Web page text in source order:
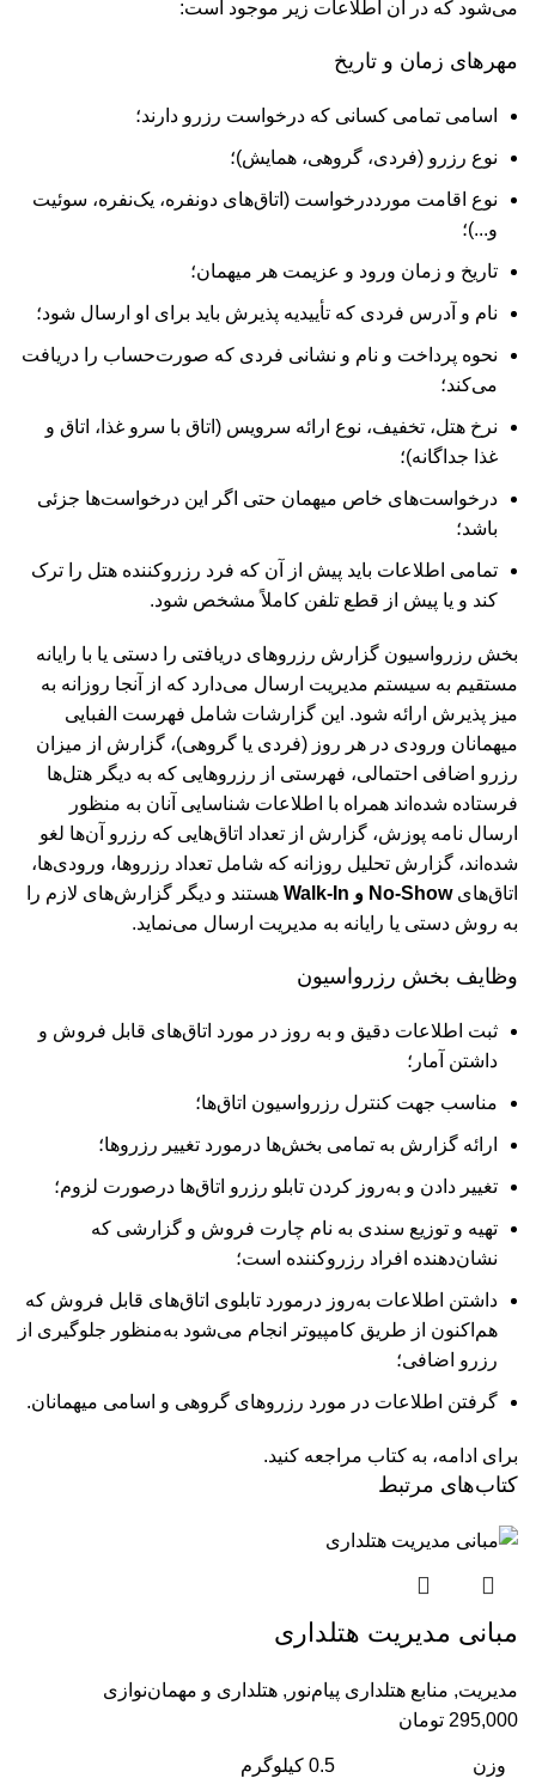
می‌شود که در آن اطلاعات زیر موجود است:
مهرهای زمان و تاریخ
اسامی تمامی کسانی که درخواست رزرو دارند؛
نوع رزرو (فردی، گروهی، همایش)؛
نوع اقامت مورددرخواست (اتاق‌های دونفره، یک‌نفره، سوئیت
و...)؛
تاریخ و زمان ورود و عزیمت هر میهمان؛
نام و آدرس فردی که تأییدیه پذیرش باید برای او ارسال شود؛
نحوه پرداخت و نام و نشانی فردی که صورت‌حساب را دریافت
می‌کند؛
نرخ هتل، تخفیف، نوع ارائه سرویس (اتاق با سرو غذا، اتاق و
غذا جداگانه)؛
درخواست‌های خاص میهمان حتی اگر این درخواست‌ها جزئی
باشد؛
تمامی اطلاعات باید پیش از آن که فرد رزروکننده هتل را ترک
کند و یا پیش از قطع تلفن کاملاً مشخص شود.
بخش رزرواسیون گزارش رزروهای دریافتی را دستی یا با رایانه
مستقیم به سیستم مدیریت ارسال می‌دارد که از آنجا روزانه به
میز پذیرش ارائه شود. این گزارشات شامل فهرست الفبایی
میهمانان ورودی در هر روز (فردی یا گروهی)، گزارش از میزان
رزرو اضافی احتمالی، فهرستی از رزروهایی که به دیگر هتل‌ها
فرستاده شده‌اند همراه با اطلاعات شناسایی آنان به منظور
ارسال نامه پوزش، گزارش از تعداد اتاق‌هایی که رزرو آن‌ها لغو
شده‌اند، گزارش تحلیل روزانه که شامل تعداد رزروها، ورودی‌ها،
اتاق‌هایNo-Show و Walk-In
هستند و دیگر گزارش‌های لازم را
به روش دستی یا رایانه به مدیریت ارسال می‌نماید.
وظایف بخش رزرواسیون
ثبت اطلاعات دقیق و به روز در مورد اتاق‌های قابل فروش و
داشتن آمار؛
مناسب جهت کنترل رزرواسیون اتاق‌ها؛
ارائه گزارش به تمامی بخش‌ها درمورد تغییر رزروها؛
تغییر دادن و به‌روز کردن تابلو رزرو اتاق‌ها درصورت لزوم؛
تهیه و توزیع سندی به نام چارت فروش و گزارشی که
نشان‌دهنده افراد رزروکننده است؛
داشتن اطلاعات به‌روز درمورد تابلوی اتاق‌های قابل فروش که
هم‌اکنون از طریق کامپیوتر انجام می‌شود به‌منظور جلوگیری از
رزرو اضافی؛
گرفتن اطلاعات در مورد رزروهای گروهی و اسامی میهمانان.
برای ادامه، به کتاب مراجعه کنید.
کتاب‌های مرتبط
مبانی مدیریت هتلداری
مدیریت, منابع هتلداری پیام‌نور , هتلداری و مهمان‌نوازی
295,000 تومان
وزن 0.5 کیلوگرم